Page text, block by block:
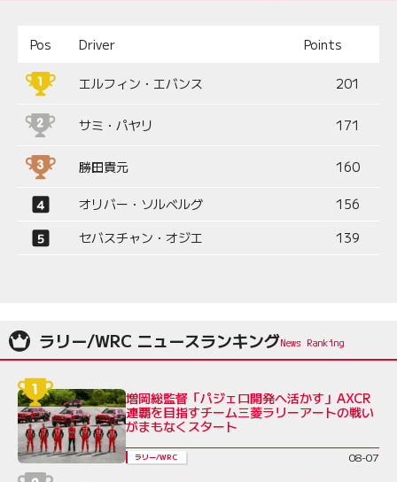
Pos Driver Points
エルフィン・エバンス 201
サミ・パヤリ 171
勝田貴元 160
オリバー・ソルベルグ
156
セバスチャン・オジエ
139
ラリー/WRC ニュースランキング
増岡総監督「パジェロ開発へ活かす」AXCR
連覇を目指すチーム三菱ラリーアートの戦い
がまもなくスタート
ラリー/WRC 08-07